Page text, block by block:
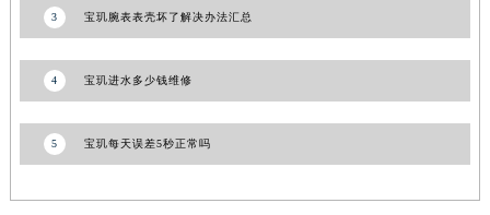
湖南省娄底市娄星区长青街宝玑售后服务中心（需提前预约）
湖南省邵阳市双清区东风路宝玑售后服务中心（需提前预约）
湖南省益阳市赫山区桃花仑路宝玑售后服务中心（需提前预约）
湖南省岳阳市岳阳楼区东茅岭路宝玑售后服务中心（需提前预约）
3 宝玑腕表表壳坏了解决办法汇总
4 宝玑进水多少钱维修
5 宝玑每天误差5秒正常吗